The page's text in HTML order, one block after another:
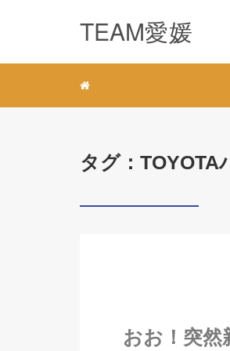
TEAM愛媛
タグ：TOYOTA
おお！突然